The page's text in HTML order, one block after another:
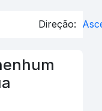
Direção: